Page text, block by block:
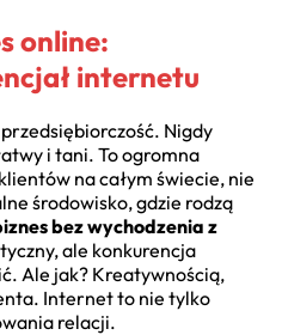
online:
internetu
Nigdy
i tani. To ogromna
na całym świecie, nie
środowisko, gdzie rodzą
bez wychodzenia z
ale konkurencja
Ale jak? Kreatywnością,
Internet to nie tylko
relacji.